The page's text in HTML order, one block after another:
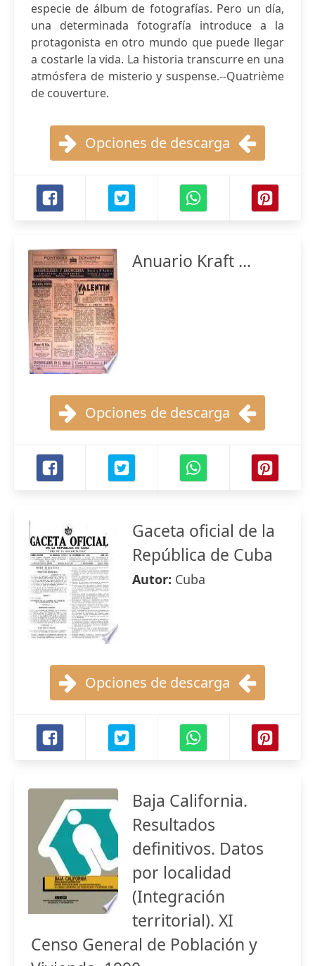
especie de álbum de fotografías. Pero un día,
una determinada fotografía introduce a la
protagonista en otro mundo que puede llegar
a costarle la vida. La historia transcurre en una
atmósfera de misterio y suspense.--Quatrième
de couverture.
Opciones de descarga
Anuario Kraft ...
Opciones de descarga
Gaceta oficial de la
República de Cuba
Autor: Cuba
Opciones de descarga
Baja California.
Resultados
definitivos. Datos
por localidad
(Integración
territorial). XI
Censo General de Población y